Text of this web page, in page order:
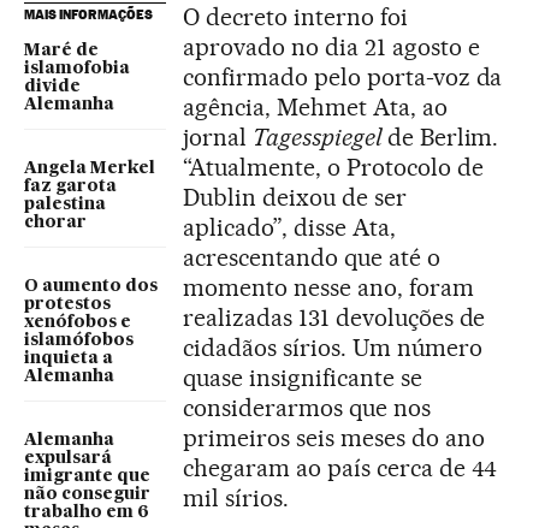
MAIS INFORMAÇÕES
Maré de
islamofobia
divide
Alemanha
Angela Merkel
faz garota
palestina
chorar
O aumento dos
protestos
xenófobos e
islamófobos
inquieta a
Alemanha
Alemanha
expulsará
imigrante que
não conseguir
trabalho em 6
O decreto interno foi
aprovado no dia 21 agosto e
confirmado pelo porta-voz da
agência, Mehmet Ata, ao
jornal Tagesspiegelde Berlim.
“Atualmente, o Protocolo de
Dublin deixou de ser
aplicado”, disse Ata,
acrescentando que até o
momento nesse ano, foram
realizadas 131 devoluções de
cidadãos sírios. Um número
quase insignificante se
considerarmos que nos
primeiros seis meses do ano
chegaram ao país cerca de 44
mil sírios.